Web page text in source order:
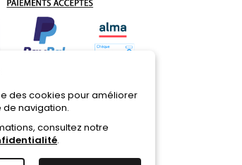
des cookies pour améliorer
navigation.
consultez notre
.